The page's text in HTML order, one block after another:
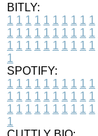
BITLY:
1 1 1 1 1 1 1 1 1 1
1 1 1 1 1 1 1 1 1 1
1 1 1 1 1 1 1 1 1 1
1
SPOTIFY:
1 1 1 1 1 1 1 1 1 1
1 1 1 1 1 1 1 1 1 1
1 1 1 1 1 1 1 1 1 1
1